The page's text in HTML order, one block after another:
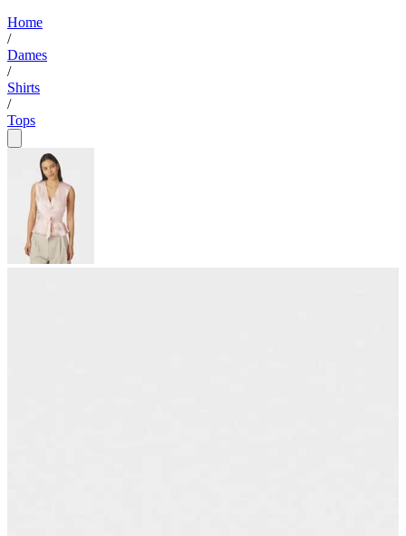
Home
/
Dames
/
Shirts
/
Tops